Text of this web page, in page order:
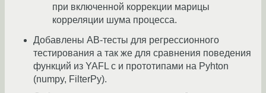
при включенной коррекции марицы
корреляции шума процесса.
Добавлены AB-тесты для регрессионного
тестирования а так же для сравнения поведения
функций из YAFL с и прототипами на Pyhton
(numpy, FilterPy).